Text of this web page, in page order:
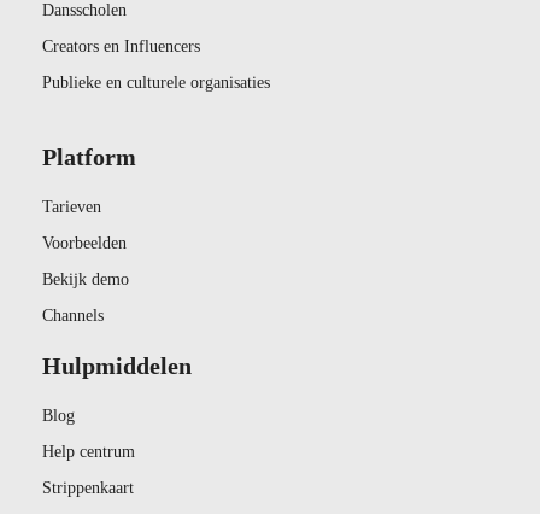
Dansscholen
Creators en Influencers
Publieke en culturele organisaties
Platform
Tarieven
Voorbeelden
Bekijk demo
Channels
Hulpmiddelen
Blog
Help centrum
Strippenkaart